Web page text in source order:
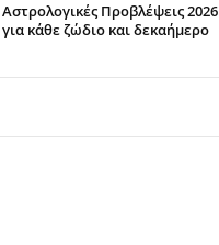
Αστρολογικές Προβλέψεις 2026
για κάθε ζώδιο και δεκαήμερο